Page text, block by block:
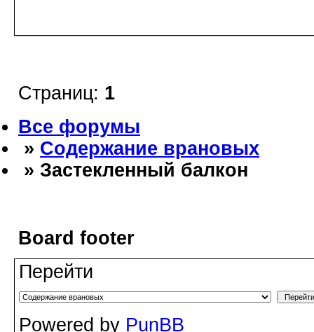
Страниц: 1
Все форумы
» Содержание врановых
» Застекленный балкон
Board footer
Перейти
Powered by PunBB